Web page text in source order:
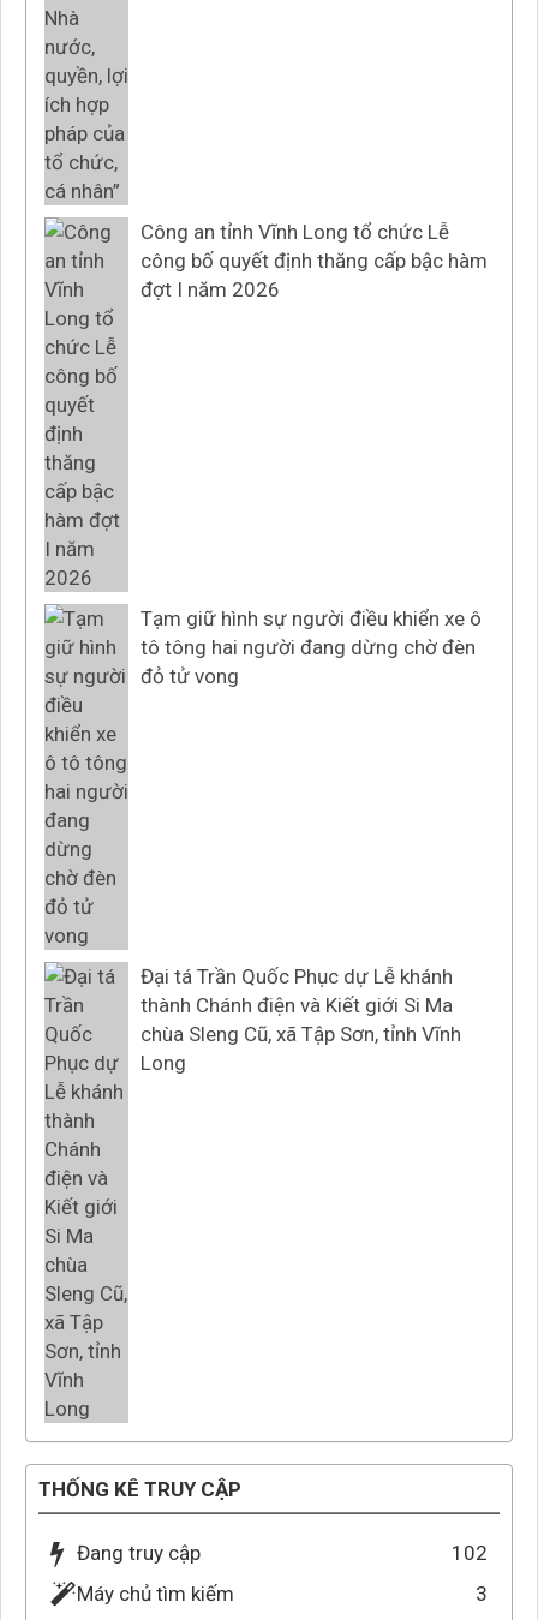
Công an tỉnh Vĩnh Long tổ chức Lễ
công bố quyết định thăng cấp bậc hàm
đợt I năm 2026
Tạm giữ hình sự người điều khiển xe ô
tô tông hai người đang dừng chờ đèn
đỏ tử vong
Đại tá Trần Quốc Phục dự Lễ khánh
thành Chánh điện và Kiết giới Si Ma
chùa Sleng Cũ, xã Tập Sơn, tỉnh Vĩnh
Long
THỐNG KÊ TRUY CẬP
Đang truy cập
102
Máy chủ tìm kiếm
3